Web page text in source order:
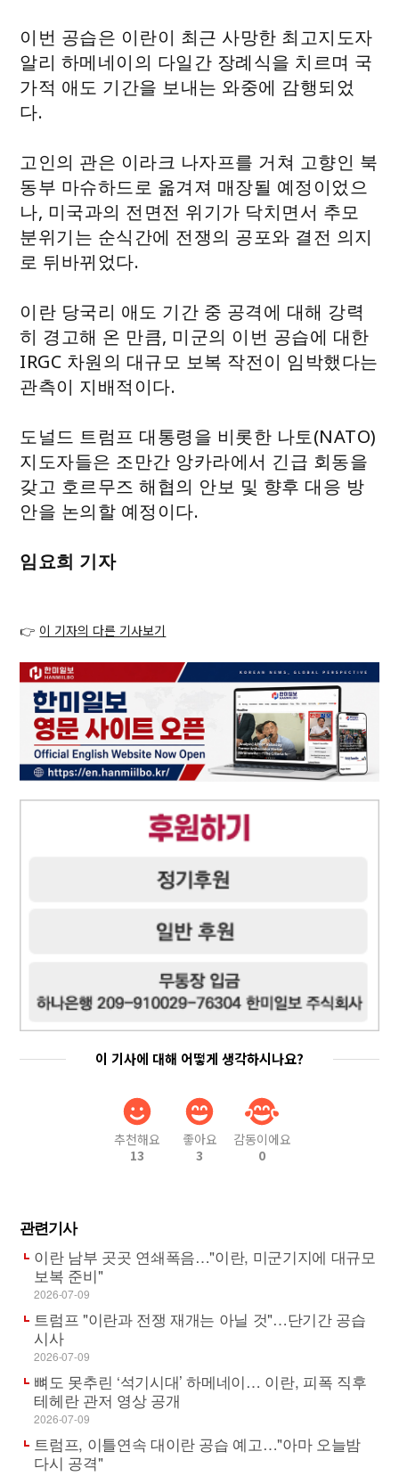
이번 공습은 이란이 최근 사망한 최고지도자
알리 하메네이의 다일간 장례식을 치르며 국
가적 애도 기간을 보내는 와중에 감행되었
다.
고인의 관은 이라크 나자프를 거쳐 고향인 북
동부 마슈하드로 옮겨져 매장될 예정이었으
나, 미국과의 전면전 위기가 닥치면서 추모
분위기는 순식간에 전쟁의 공포와 결전 의지
로 뒤바뀌었다.
이란 당국리 애도 기간 중 공격에 대해 강력
히 경고해 온 만큼, 미군의 이번 공습에 대한
IRGC 차원의 대규모 보복 작전이 임박했다는
관측이 지배적이다.
도널드 트럼프 대통령을 비롯한 나토(NATO)
지도자들은 조만간 앙카라에서 긴급 회동을
갖고 호르무즈 해협의 안보 및 향후 대응 방
안을 논의할 예정이다.
임요희 기자
👉 이 기자의 다른 기사보기
이 기사에 대해 어떻게 생각하시나요?
추천해요
13
좋아요
3
감동이에요
0
관련기사
이란 남부 곳곳 연쇄폭음…"이란, 미군기지에 대규모
보복 준비"
2026-07-09
트럼프 "이란과 전쟁 재개는 아닐 것"…단기간 공습
시사
2026-07-09
뼈도 못추린 ‘석기시대’ 하메네이… 이란, 피폭 직후
테헤란 관저 영상 공개
2026-07-09
트럼프, 이틀연속 대이란 공습 예고…"아마 오늘밤
다시 공격"